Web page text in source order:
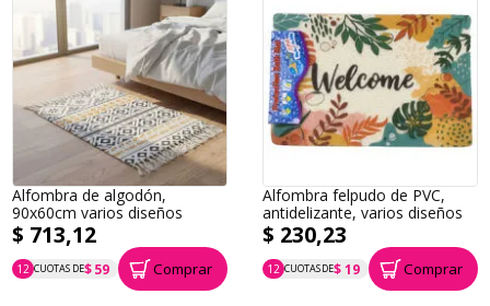
Alfombra de algodón,
90x60cm varios diseños
$ 713,12
12 CUOTAS DE$ 59
P.T.F. $ 713 Comprar
Alfombra felpudo de PVC,
antidelizante, varios diseños
$ 230,23
12 CUOTAS DE$ 19
P.T.F. $ 230 Comprar